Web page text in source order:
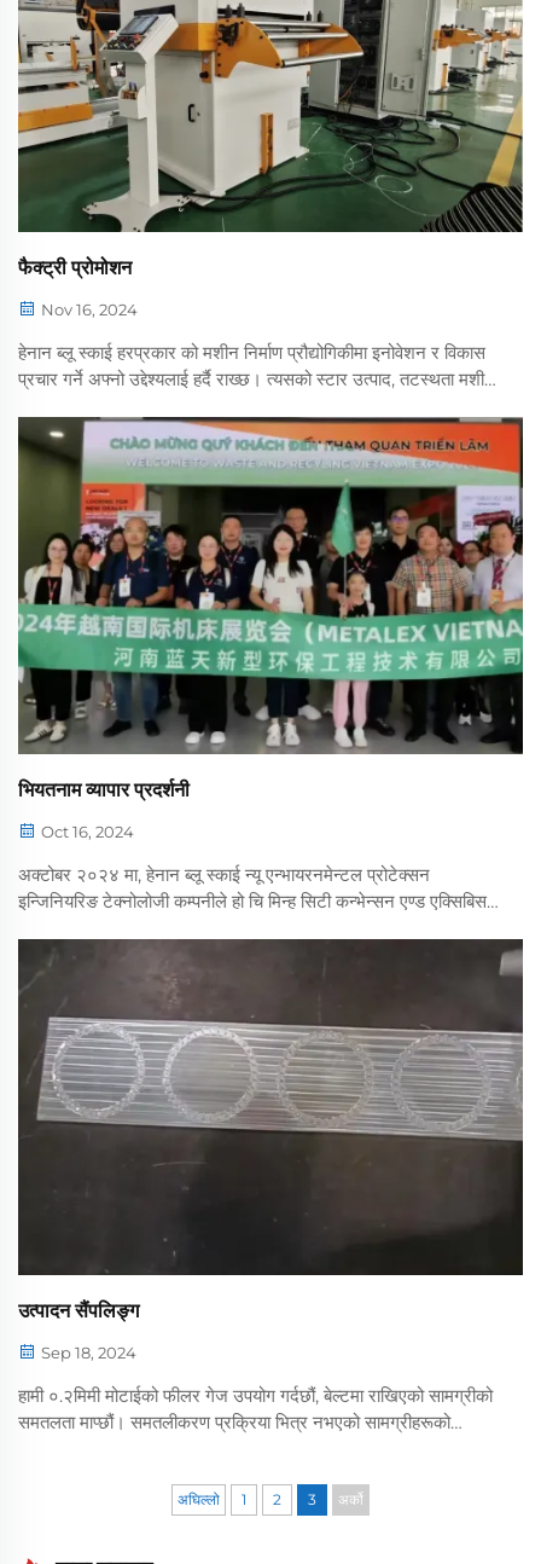
फैक्ट्री प्रोमोशन
Nov 16, 2024
हेनान ब्लू स्काई हरप्रकार को मशीन निर्माण प्रौद्योगिकीमा इनोवेशन र विकास
प्रचार गर्ने अफ्नो उद्देश्यलाई हर्दै राख्छ। त्यसको स्टार उत्पाद, तटस्थता मशीन,
भियतनाम व्यापार प्रदर्शनी
Oct 16, 2024
अक्टोबर २०२४ मा, हेनान ब्लू स्काई न्यू एन्भायरनमेन्टल प्रोटेक्सन
इन्जिनियरिङ टेक्नोलोजी कम्पनीले हो चि मिन्ह सिटी कन्भेन्सन एण्ड एक्सिबिसन
रूपमा सहभागी भयो। प्रदर्शनीमा, ब्लू ...
उत्पादन सैंपलिङ्ग
Sep 18, 2024
हामी ०.२मिमी मोटाईको फीलर गेज उपयोग गर्दछौं, बेल्टमा राखिएको सामग्रीको
समतलता माप्छौं। समतलीकरण प्रक्रिया भित्र नभएको सामग्रीहरूको
अघिल्लो 1 2 3 अर्को